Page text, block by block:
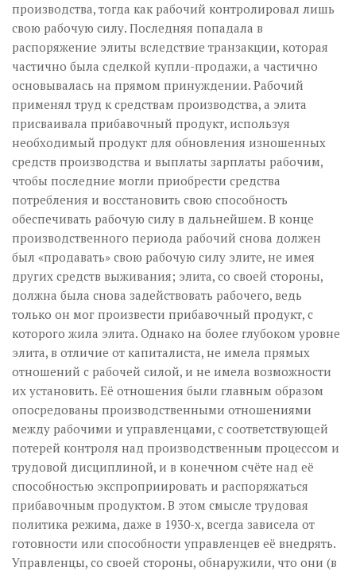
производства, тогда как рабочий контролировал лишь
свою рабочую силу. Последняя попадала в
распоряжение элиты вследствие транзакции, которая
частично была сделкой купли-продажи, а частично
основывалась на прямом принуждении. Рабочий
применял труд к средствам производства, а элита
присваивала прибавочный продукт, используя
необходимый продукт для обновления изношенных
средств производства и выплаты зарплаты рабочим,
чтобы последние могли приобрести средства
потребления и восстановить свою способность
обеспечивать рабочую силу в дальнейшем. В конце
производственного периода рабочий снова должен
был «продавать» свою рабочую силу элите, не имея
других средств выживания; элита, со своей стороны,
должна была снова задействовать рабочего, ведь
только он мог произвести прибавочный продукт, с
которого жила элита. Однако на более глубоком уровне
элита, в отличие от капиталиста, не имела прямых
отношений с рабочей силой, и не имела возможности
их установить. Её отношения были главным образом
опосредованы производственными отношениями
между рабочими и управленцами, с соответствующей
потерей контроля над производственным процессом и
трудовой дисциплиной, и в конечном счёте над её
способностью экспроприировать и распоряжаться
прибавочным продуктом. В этом смысле трудовая
политика режима, даже в 1930-х, всегда зависела от
готовности или способности управленцев её внедрять.
Управленцы, со своей стороны, обнаружили, что они (в